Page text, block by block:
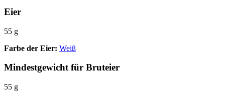
Eier
55 g
Farbe der Eier: Weiß
Mindestgewicht für Bruteier
55 g